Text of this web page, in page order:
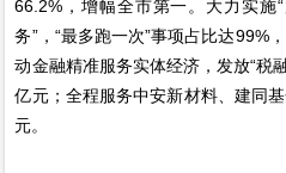
66.2%，增幅全市第一。大力实施
务”，“最多跑一次”事项占比达99%
动金融精准服务实体经济，发放“税
亿元；全程服务中安新材料、建同
元。